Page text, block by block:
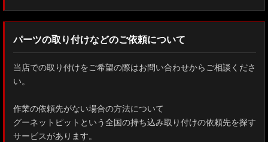
パーツの取り付けなどのご依頼について
当店での取り付けをご希望の際はお問い合わせからご相談くださ
い。
作業の依頼先がない場合の方法について
グーネットピットという全国の持ち込み取り付けの依頼先を探す
サービスがあります。